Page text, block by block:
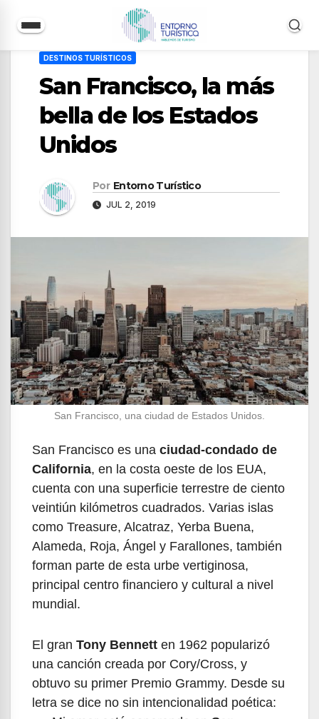
contenido
DESTINOS TURÍSTICOS
San Francisco, la más
bella de los Estados
Unidos
Por Entorno Turístico
JUL 2, 2019
San Francisco, una ciudad de Estados Unidos.
San Francisco es una ciudad-condado de
California, en la costa oeste de los EUA,
cuenta con una superficie terrestre de ciento
veintiún kilómetros cuadrados. Varias islas
como Treasure, Alcatraz, Yerba Buena,
Alameda, Roja, Ángel y Farallones, también
forman parte de esta urbe vertiginosa,
principal centro financiero y cultural a nivel
mundial.
El gran Tony Bennett en 1962 popularizó
una canción creada por Cory/Cross, y
obtuvo su primer Premio Grammy. Desde su
letra se dice no sin intencionalidad poética: